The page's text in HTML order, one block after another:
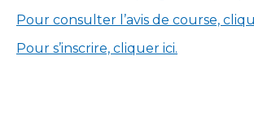
Pour consulter l’avis de course,
Pour s’inscrire, cliquer ici.